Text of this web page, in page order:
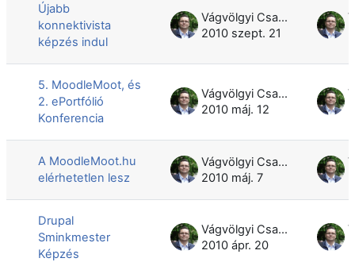
Újabb
konnektivista
képzés indul
Vágvölgyi Csaba
2010 szept. 21
5. MoodleMoot, és
2. ePortfólió
Konferencia
Vágvölgyi Csaba
2010 máj. 12
A MoodleMoot.hu
elérhetetlen lesz
Vágvölgyi Csaba
2010 máj. 7
Drupal
Sminkmester
Képzés
Vágvölgyi Csaba
2010 ápr. 20